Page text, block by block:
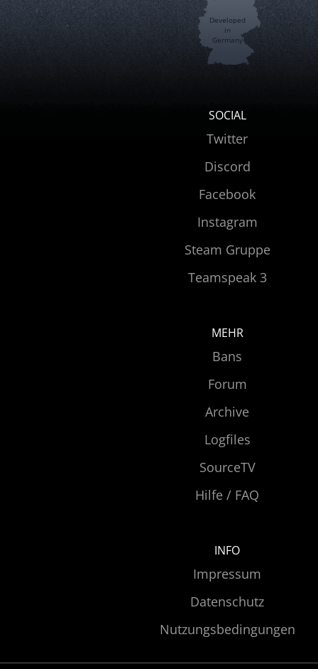
Developed
in
Germany
SOCIAL
Twitter
Discord
Facebook
Instagram
Steam Gruppe
Teamspeak 3
MEHR
Bans
Forum
Archive
Logfiles
SourceTV
Hilfe / FAQ
INFO
Impressum
Datenschutz
Nutzungsbedingungen